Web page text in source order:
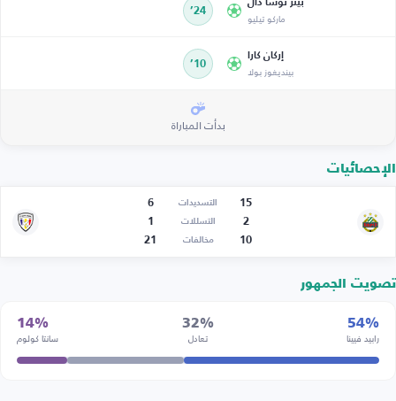
بيتر نوسا دال
ماركو تيليو 24’
إركان كارا
بينديغوز بولا 10’
بدأت المباراة
الإحصائيات
15 التسديدات
6
2
التسللات
1
10
مخالفات 21
تصويت الجمهور
54%
رابيد فيينا
32%
تعادل
14%
سانتا كولوم